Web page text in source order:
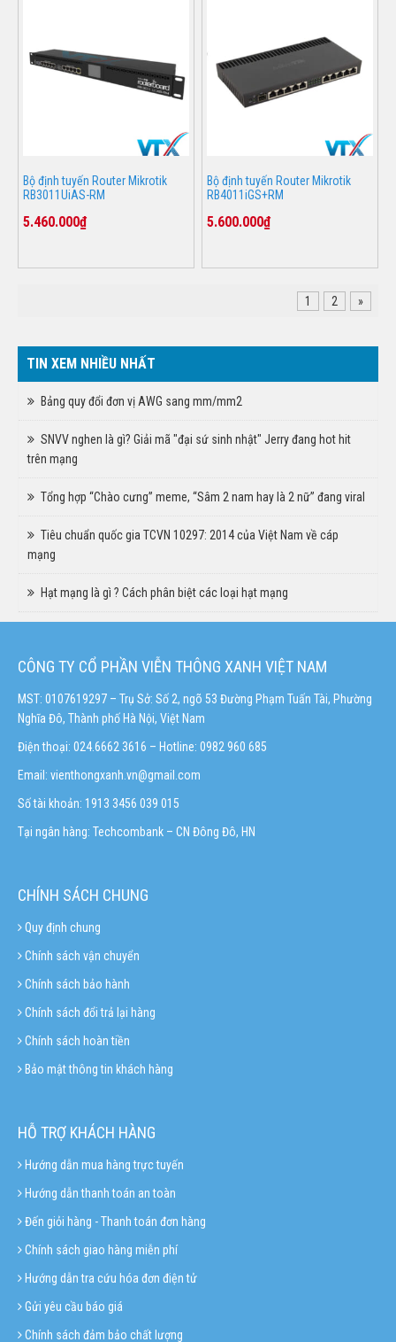
Bộ định tuyến Router Mikrotik
RB3011UiAS-RM
5.460.000₫
Bộ định tuyến Router Mikrotik
RB4011iGS+RM
5.600.000₫
1 2 »
TIN XEM NHIỀU NHẤT
Bảng quy đổi đơn vị AWG sang mm/mm2
SNVV nghen là gì? Giải mã "đại sứ sinh nhật" Jerry đang hot hit
trên mạng
Tổng hợp “Chào cưng” meme, “Sâm 2 nam hay là 2 nữ” đang viral
Tiêu chuẩn quốc gia TCVN 10297: 2014 của Việt Nam về cáp
mạng
Hạt mạng là gì ? Cách phân biệt các loại hạt mạng
CÔNG TY CỔ PHẦN VIỄN THÔNG XANH VIỆT NAM
MST: 0107619297 – Trụ Sở: Số 2, ngõ 53 Đường Phạm Tuấn Tài, Phường
Nghĩa Đô, Thành phố Hà Nội, Việt Nam
Điện thoại: 024.6662 3616 – Hotline: 0982 960 685
Email: vienthongxanh.vn@gmail.com
Số tài khoản: 1913 3456 039 015
Tại ngân hàng: Techcombank – CN Đông Đô, HN
CHÍNH SÁCH CHUNG
Quy định chung
Chính sách vận chuyển
Chính sách bảo hành
Chính sách đổi trả lại hàng
Chính sách hoàn tiền
Bảo mật thông tin khách hàng
HỖ TRỢ KHÁCH HÀNG
Hướng dẫn mua hàng trực tuyến
Hướng dẫn thanh toán an toàn
Đến giỏi hàng - Thanh toán đơn hàng
Chính sách giao hàng miễn phí
Hướng dẫn tra cứu hóa đơn điện tử
Gửi yêu cầu báo giá
Chính sách đảm bảo chất lượng